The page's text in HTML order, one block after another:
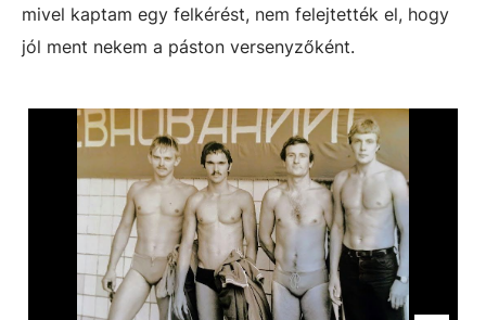
mivel kaptam egy felkérést, nem felejtették el, hogy
jól ment nekem a páston versenyzőként.